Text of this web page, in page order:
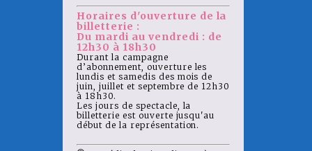
Horaires d'ouverture de la
billetterie :
Du mardi au vendredi : de
12h30 à 18h30
Durant la campagne
d’abonnement, ouverture les
lundis et samedis des mois de
juin, juillet et septembre de 12h30
à 18h30.
Les jours de spectacle, la
billetterie est ouverte jusqu'au
début de la représentation.